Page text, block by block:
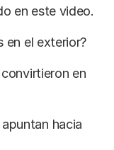
en este video.
en el exterior?
en
hacia